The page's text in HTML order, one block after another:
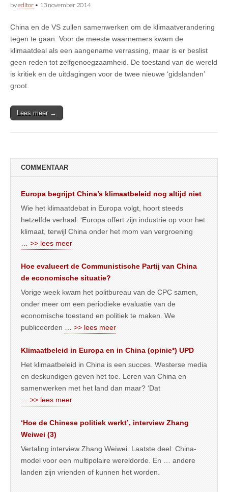
byeditor • 13 november 2014
China en de VS zullen samenwerken om de klimaatverandering
tegen te gaan. Voor de meeste waarnemers kwam de
klimaatdeal als een aangename verrassing, maar is er beslist
geen reden tot zelfgenoegzaamheid. De toestand van de wereld
is kritiek en de uitdagingen voor de twee nieuwe ‘gidslanden’
groot.
Lees meer →
COMMENTAAR
Europa begrijpt China’s klimaatbeleid nog altijd niet
Wie het klimaatdebat in Europa volgt, hoort steeds
hetzelfde verhaal. ‘Europa offert zijn industrie op voor het
klimaat, terwijl China onder het mom van vergroening
… >> lees meer
Hoe evalueert de Communistische Partij van China
de economische situatie?
Vorige week kwam het politbureau van de CPC samen,
onder meer om een periodieke evaluatie van de
economische toestand en politiek te maken. We
publiceerden
… >> lees meer
Klimaatbeleid in Europa en in China (opinie*) UPD
Het klimaatbeleid in China is een succes. Westerse media
en deskundigen geven het toe. Leren van China en
samenwerken met het land dan maar? ‘Dat
… >> lees meer
‘Hoe de Chinese politiek werkt’, interview Zhang
Weiwei (3)
Vertaling interview Zhang Weiwei. Laatste deel: China-
model voor een multipolaire wereldorde. En … andere
landen zijn vrienden of kunnen het worden.